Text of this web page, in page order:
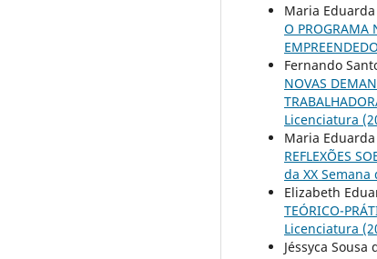
Maria
O PROGRAMA
Fernando
NOVAS
Licenciatura
Maria
REFLEXÕES
da XX
Elizabeth
TEÓRICO-
Licenciatura
Jéssyca Sousa